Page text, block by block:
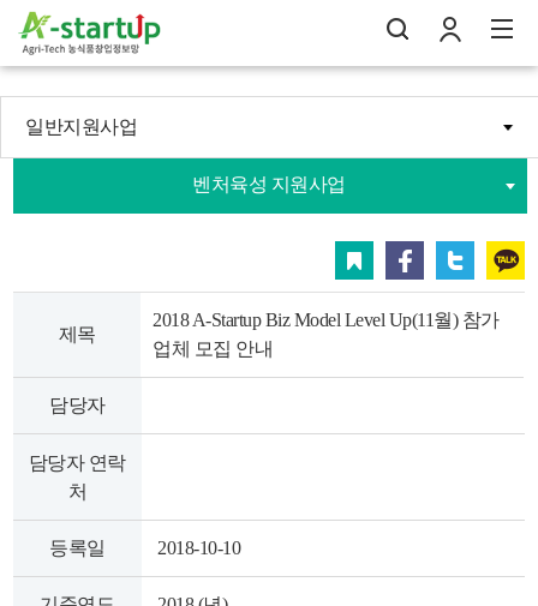
전
일반지원사업
벤처육성 지원사업
트위터 카카오
제목
2018 A-Startup Biz Model Level Up(11월) 참가
업체 모집 안내
담당자
담당자 연락
처
등록일 2018-10-10